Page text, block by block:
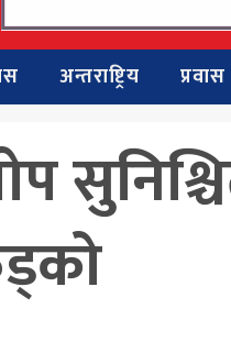
अन्तराष्ट्रिय प्रवास